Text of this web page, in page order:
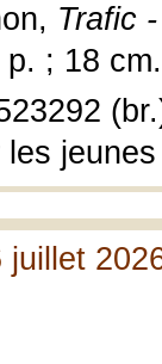
Trafic
; 18 cm.
juillet